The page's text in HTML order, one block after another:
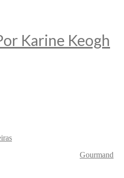
Karine Keogh
Gourmand